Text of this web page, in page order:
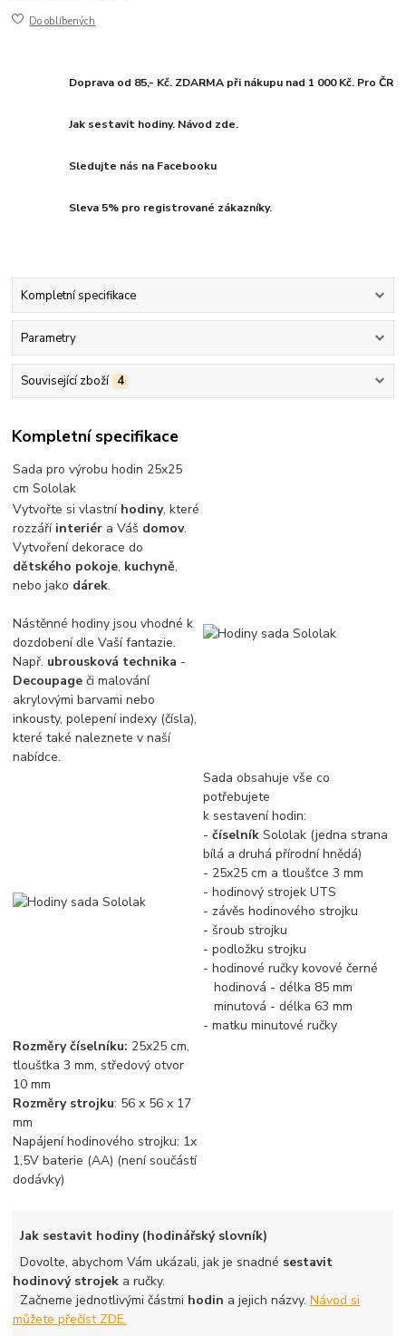
Do oblíbených
Doprava od 85,- Kč. ZDARMA při nákupu nad 1 000 Kč. Pro ČR
Jak sestavit hodiny. Návod zde.
Sledujte nás na Facebooku
Sleva 5% pro registrované zákazníky.
Kompletní specifikace
Parametry
Související zboží 4
Kompletní specifikace
Sada pro výrobu hodin 25x25
cm Sololak
Vytvořte si vlastní hodiny, které
rozzáří interiér a Váš domov.
Vytvoření dekorace do
dětského pokoje, kuchyně,
nebo jako dárek.
Nástěnné hodiny jsou vhodné k
dozdobení dle Vaší fantazie.
Např. ubrousková technika -
Decoupage či malování
akrylovými barvami nebo
inkousty, polepení indexy (čísla),
které také naleznete v naší
nabídce.
Sada obsahuje vše co
potřebujete
k sestavení hodin:
-číselník Sololak (jedna strana
bílá a druhá přírodní hnědá)
- 25x25 cm a tloušťce 3 mm
- hodinový strojek UTS
- závěs hodinového strojku
- šroub strojku
- podložku strojku
- hodinové ručky kovové černé
hodinová - délka 85 mm
minutová - délka 63 mm
- matku minutové ručky
Rozměry číselníku: 25x25 cm,
tloušťka 3 mm, středový otvor
10 mm
Rozměry strojku: 56 x 56 x 17
mm
Napájení hodinového strojku: 1x
1,5V baterie (AA) (není součástí
dodávky)
Jak sestavit hodiny (hodinářský slovník)
Dovolte, abychom Vám ukázali, jak je snadné sestavit
hodinový strojek a ručky.
Začneme jednotlivými částmi hodin a jejich názvy.Návod si
můžete přečíst ZDE.